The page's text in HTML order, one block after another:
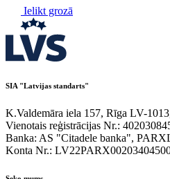
Ielikt grozā
SIA "Latvijas standarts"
K.Valdemāra iela 157, Rīga LV-
Vienotais reģistrācijas Nr.:
Banka: AS "Citadele banka",
Konta Nr.: